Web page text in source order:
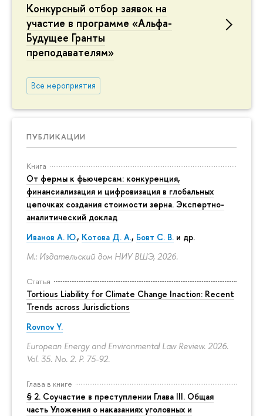
Конкурсный отбор заявок на
участие в программе «Альфа-
Будущее Гранты
преподавателям»
Все мероприятия
ПУБЛИКАЦИИ
Книга
От фермы к фьючерсам: конкуренция,
финансиализация и цифровизация в глобальных
цепочках создания стоимости зерна. Экспертно-
аналитический доклад
Иванов А. Ю., Котова Д. А., Бовт С. В. и др.
М.: Издательский дом НИУ ВШЭ, 2026.
Статья
Tortious Liability for Climate Change Inaction: Recent
Trends across Jurisdictions
Rovnov Y.
European Energy and Environmental Law Review. 2026.
Vol. 35. No. 2. P. 75-92.
Глава в книге
§ 2. Соучастие в преступлении Глава III. Общая
часть Уложения о наказаниях уголовных и